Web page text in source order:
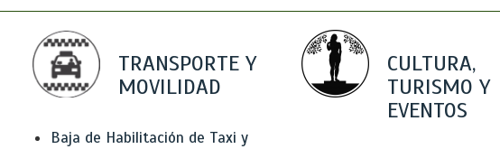
TRANSPORTE Y
MOVILIDAD
Baja de Habilitación de Taxi y
CULTURA,
TURISMO Y
EVENTOS